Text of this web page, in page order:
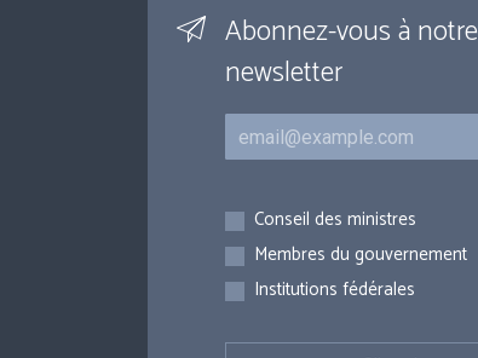
Abonnez-vous à notre
newsletter
Courriel
Inscriptions
Conseil des ministres
Membres du gouvernement
Institutions fédérales